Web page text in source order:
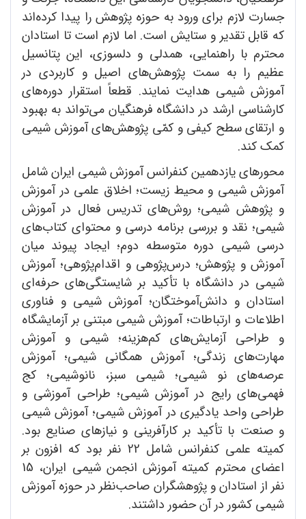
جسارت لازم برای ورود به حوزه‌ پژوهش را پیدا کرده‌اند
که قابل تقدیر و ستایش است. اما لازم است تا استادان
محترم با راهنمایی، همدلی و دلسوزی، این پتانسیل
عظیم را به سمت پژوهش‌های اصیل و کاربردی در
آموزش شیمی هدایت نمایند. قطعاً استقرار دوره‌های
کارشناسی ارشد در دانشگاه فرهنگیان می‌تواند به بهبود
و ارتقای سطح کیفی و کمّی پژوهش‌های آموزش شیمی
کمک کند.
محورهای یازدهمین کنفرانس آموزش شیمی ایران شامل
آموزش شیمی و محیط زیست؛ اخلاق علمی در آموزش
و پژوهش شیمی؛ روش‌های تدریس فعال در آموزش
شیمی؛ نقد و بررسی برنامه درسی و محتوای کتاب‌های
درسی شیمی دوره‌ متوسطه دوم؛ ایجاد پیوند میان
آموزش و پژوهش؛ درس‌پژوهی و اقدام‌پژوهی؛ آموزش
شیمی در دانشگاه با تأکید بر شایستگی‌های حرفه‌ای
استادان و دانش‌آموختگان؛ آموزش شیمی و فناوری
اطلاعات و ارتباطات؛ آموزش شیمی مبتنی بر آزمایشگاه
و طراحی آزمایش‌های کم‌هزینه؛ شیمی و آموزش
مهارت‌های زندگی؛ آموزش همگانی شیمی؛ آموزش
عرصه‌های نو شیمی؛ شیمی سبز، نانوشیمی؛ کج
فهمی‌های رایج در آموزش شیمی؛ طراحی آموزشی و
طراحی واحد یادگیری در آموزش شیمی؛ آموزش شیمی
و صنعت با تأکید بر کارآفرینی و نیازهای صنایع بود.
کمیته علمی کنفرانس شامل 22 نفر بود که افزون بر
اعضای محترم کمیته آموزش انجمن شیمی ایران، 15
نفر از استادان و پژوهشگران صاحب‌نظر در حوزه آموزش
شیمی کشور در آن حضور داشتند.